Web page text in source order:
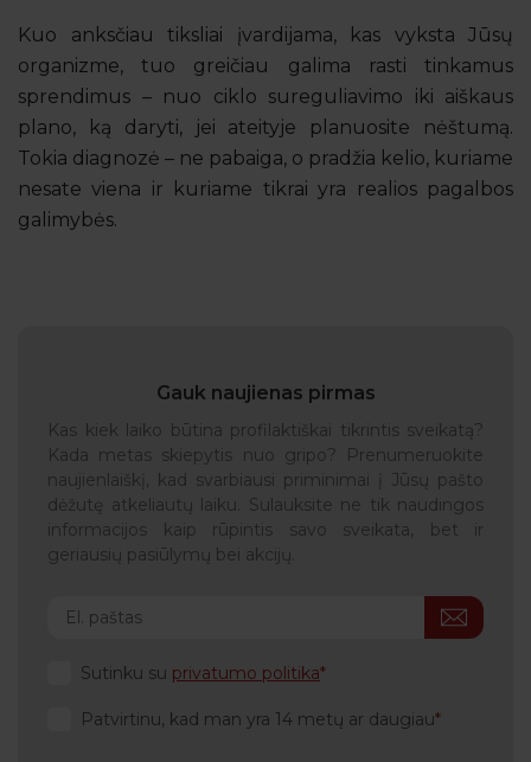
Kuo anksčiau tiksliai įvardijama, kas vyksta Jūsų
organizme, tuo greičiau galima rasti tinkamus
sprendimus – nuo ciklo sureguliavimo iki aiškaus
plano, ką daryti, jei ateityje planuosite nėštumą.
Tokia diagnozė – ne pabaiga, o pradžia kelio, kuriame
nesate viena ir kuriame tikrai yra realios pagalbos
galimybės.
Gauk naujienas pirmas
Kas kiek laiko būtina profilaktiškai tikrintis sveikatą?
Kada metas skiepytis nuo gripo? Prenumeruokite
naujienlaiškį, kad svarbiausi priminimai į Jūsų pašto
dėžutę atkeliautų laiku. Sulauksite ne tik naudingos
informacijos kaip rūpintis savo sveikata, bet ir
geriausių pasiūlymų bei akcijų.
Sutinku su privatumo politika
Patvirtinu, kad man yra 14 metų ar daugiau